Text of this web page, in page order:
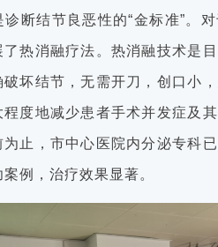
断结节良恶性的“金标准”。
热消融疗法。热消融技术是
坏结节，无需开刀，创口小
度地减少患者手术并发症及
止，市中心医院内分泌专科
例，治疗效果显著。